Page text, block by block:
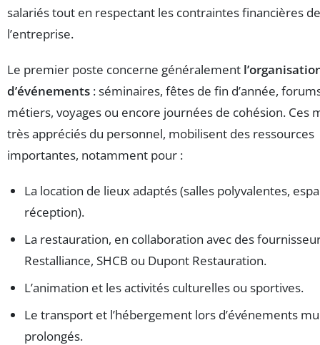
salariés tout en respectant les contraintes financières de
l’entreprise.
Le premier poste concerne généralement
d’événements : séminaires, fêtes de fin d’année,
métiers, voyages ou encore journées de cohésion. Ces
très appréciés du personnel, mobilisent des ressources
importantes, notamment pour :
La location de lieux adaptés (salles polyvalentes,
réception).
La restauration, en collaboration avec des
Restalliance, SHCB ou Dupont Restauration.
L’animation et les activités culturelles ou sportives.
Le transport et l’hébergement lors d’événements
prolongés.